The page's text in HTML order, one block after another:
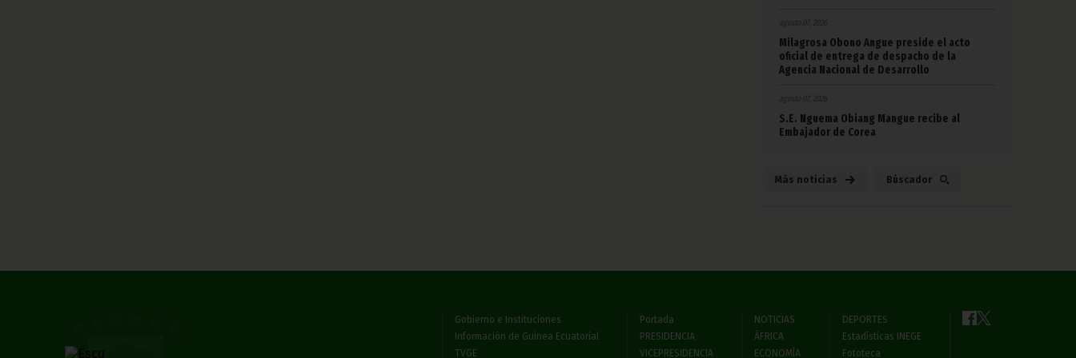
agosto 07, 2026
Milagrosa Obono Angue preside el acto
oficial de entrega de despacho de la
Agencia Nacional de Desarrollo
agosto 07, 2026
S.E. Nguema Obiang Mangue recibe al
Embajador de Corea
Más noticias Búscador
Gobierno e Instituciones
Información de Guinea Ecuatorial
TVGE
Portada
PRESIDENCIA
VICEPRESIDENCIA
NOTICIAS
ÁFRICA
ECONOMÍA
DEPORTES
Estadísticas INEGE
Fototeca